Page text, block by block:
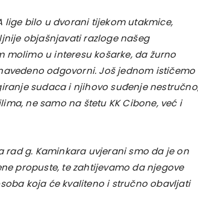
lige bilo u dvorani tijekom utakmice,
objašnjavati razloge našeg
molimo u interesu košarke, da žurno
odgovorni. Još jednom ističemo
sudaca i njihovo suđenje
ne samo na štetu KK Cibone, već i
rad g. Kaminkara uvjerani smo da je on
propuste, te zahtijevamo da njegove
koja će kvaliteno i stručno obavljati